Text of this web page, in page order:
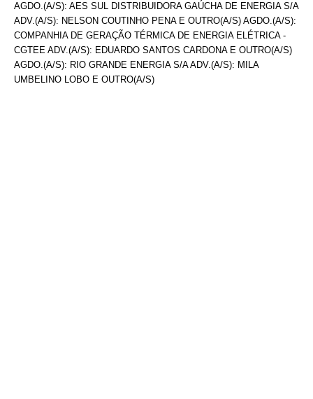
AGDO.(A/S): AES SUL DISTRIBUIDORA GAÚCHA DE ENERGIA S/A
ADV.(A/S): NELSON COUTINHO PENA E OUTRO(A/S) AGDO.(A/S):
COMPANHIA DE GERAÇÃO TÉRMICA DE ENERGIA ELÉTRICA -
CGTEE ADV.(A/S): EDUARDO SANTOS CARDONA E OUTRO(A/S)
AGDO.(A/S): RIO GRANDE ENERGIA S/A ADV.(A/S): MILA
UMBELINO LOBO E OUTRO(A/S)